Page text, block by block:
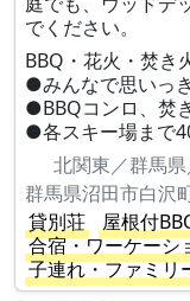
でください。
BBQ・花火・焚き
●みんなで思いっ
●BBQコンロ、焚
●各スキー場まで
北関東／群馬
群馬県沼田市白沢
貸別荘
屋根付
合宿・ワーケーシ
子連れ・ファミリ